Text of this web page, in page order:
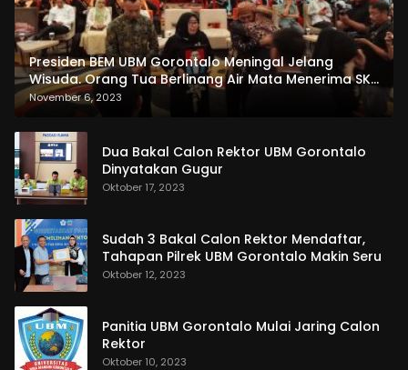
Presiden BEM UBM Gorontalo Meningal Jelang
Wisuda. Orang Tua Berlinang Air Mata Menerima SKL
dan Pemasangan Salempang
November 6, 2023
Dua Bakal Calon Rektor UBM Gorontalo
Dinyatakan Gugur
Oktober 17, 2023
Sudah 3 Bakal Calon Rektor Mendaftar,
Tahapan Pilrek UBM Gorontalo Makin Seru
Oktober 12, 2023
Panitia UBM Gorontalo Mulai Jaring Calon
Rektor
Oktober 10, 2023